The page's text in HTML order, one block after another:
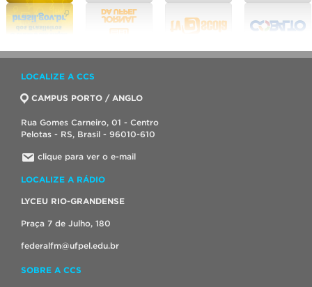
LOCALIZE A CCS
CAMPUS PORTO / ANGLO
Rua Gomes Carneiro, 01 - Centro
Pelotas - RS, Brasil - 96010-610
clique para ver o e-mail
LOCALIZE A RÁDIO
LYCEU RIO-GRANDENSE
Praça 7 de Julho, 180
federalfm@ufpel.edu.br
SOBRE A CCS